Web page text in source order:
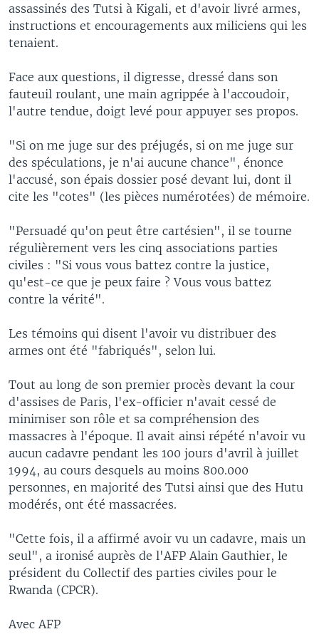
assassinés des Tutsi à Kigali, et d'avoir livré armes,
instructions et encouragements aux miliciens qui les
tenaient.
Face aux questions, il digresse, dressé dans son
fauteuil roulant, une main agrippée à l'accoudoir,
l'autre tendue, doigt levé pour appuyer ses propos.
"Si on me juge sur des préjugés, si on me juge sur
des spéculations, je n'ai aucune chance", énonce
l'accusé, son épais dossier posé devant lui, dont il
cite les "cotes" (les pièces numérotées) de mémoire.
"Persuadé qu'on peut être cartésien", il se tourne
régulièrement vers les cinq associations parties
civiles : "Si vous vous battez contre la justice,
qu'est-ce que je peux faire ? Vous vous battez
contre la vérité".
Les témoins qui disent l'avoir vu distribuer des
armes ont été "fabriqués", selon lui.
Tout au long de son premier procès devant la cour
d'assises de Paris, l'ex-officier n'avait cessé de
minimiser son rôle et sa compréhension des
massacres à l'époque. Il avait ainsi répété n'avoir vu
aucun cadavre pendant les 100 jours d'avril à juillet
1994, au cours desquels au moins 800.000
personnes, en majorité des Tutsi ainsi que des Hutu
modérés, ont été massacrées.
"Cette fois, il a affirmé avoir vu un cadavre, mais un
seul", a ironisé auprès de l'AFP Alain Gauthier, le
président du Collectif des parties civiles pour le
Rwanda (CPCR).
Avec AFP